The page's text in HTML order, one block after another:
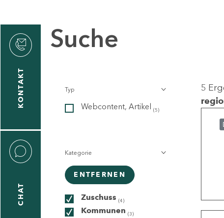
KONTAKT
CHAT
Suche
Typ
Webcontent, Artikel (5)
Kategorie
ENTFERNEN
Zuschuss (4)
Kommunen (3)
5